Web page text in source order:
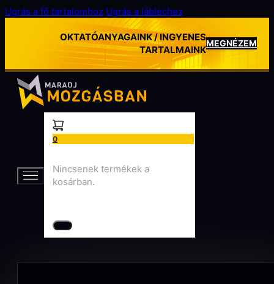
Ugrás a fő tartalomhoz Ugrás a lábléchez
OKTATÓANYAGAINK / INGYENES
TARTALMAINK
MEGNÉZEM
0
Nincsenek termékek a
kosárban.